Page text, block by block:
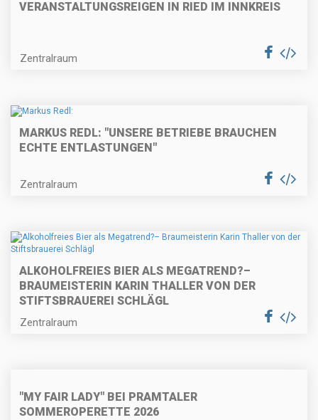
VERANSTALTUNGSREIGEN IN RIED IM INNKREIS
Zentralraum
MARKUS REDL: "UNSERE BETRIEBE BRAUCHEN
ECHTE ENTLASTUNGEN"
Zentralraum
ALKOHOLFREIES BIER ALS MEGATREND?–
BRAUMEISTERIN KARIN THALLER VON DER
STIFTSBRAUEREI SCHLÄGL
Zentralraum
"MY FAIR LADY" BEI PRAMTALER
SOMMEROPERETTE 2026